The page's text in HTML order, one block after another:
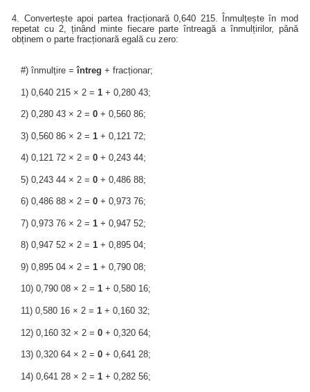
4. Convertește apoi partea fracționară 0,640 215. Înmulțește în mod
repetat cu 2, ținând minte fiecare parte întreagă a înmulțirilor, până
obținem o parte fracționară egală cu zero:
#) înmulțire =întreg + fracționar;
1) 0,640 215 × 2 = 1+ 0,280 43;
2) 0,280 43 × 2 = 0+ 0,560 86;
3) 0,560 86 × 2 = 1+ 0,121 72;
4) 0,121 72 × 2 = 0+ 0,243 44;
5) 0,243 44 × 2 = 0+ 0,486 88;
6) 0,486 88 × 2 = 0+ 0,973 76;
7) 0,973 76 × 2 = 1+ 0,947 52;
8) 0,947 52 × 2 = 1+ 0,895 04;
9) 0,895 04 × 2 = 1+ 0,790 08;
10) 0,790 08 × 2 = 1+ 0,580 16;
11) 0,580 16 × 2 = 1+ 0,160 32;
12) 0,160 32 × 2 = 0+ 0,320 64;
13) 0,320 64 × 2 = 0+ 0,641 28;
14) 0,641 28 × 2 = 1+ 0,282 56;